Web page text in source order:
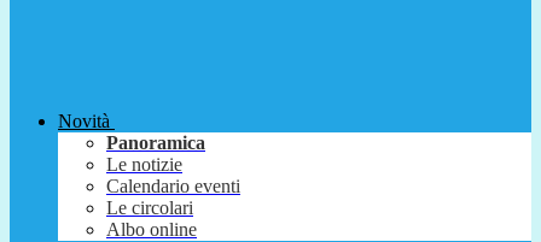
Novità
Panoramica
Le notizie
Calendario eventi
Le circolari
Albo online